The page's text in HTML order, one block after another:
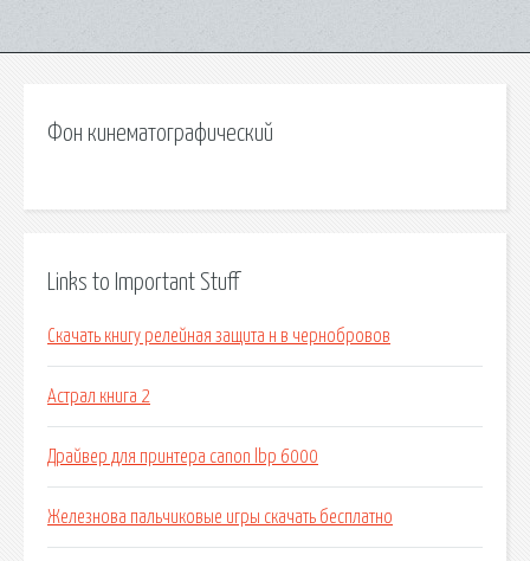
Фон кинематографический
Links to Important Stuff
Скачать книгу релейная защита н в чернобровов
Астрал книга 2
Драйвер для принтера canon lbp 6000
Железнова пальчиковые игры скачать бесплатно